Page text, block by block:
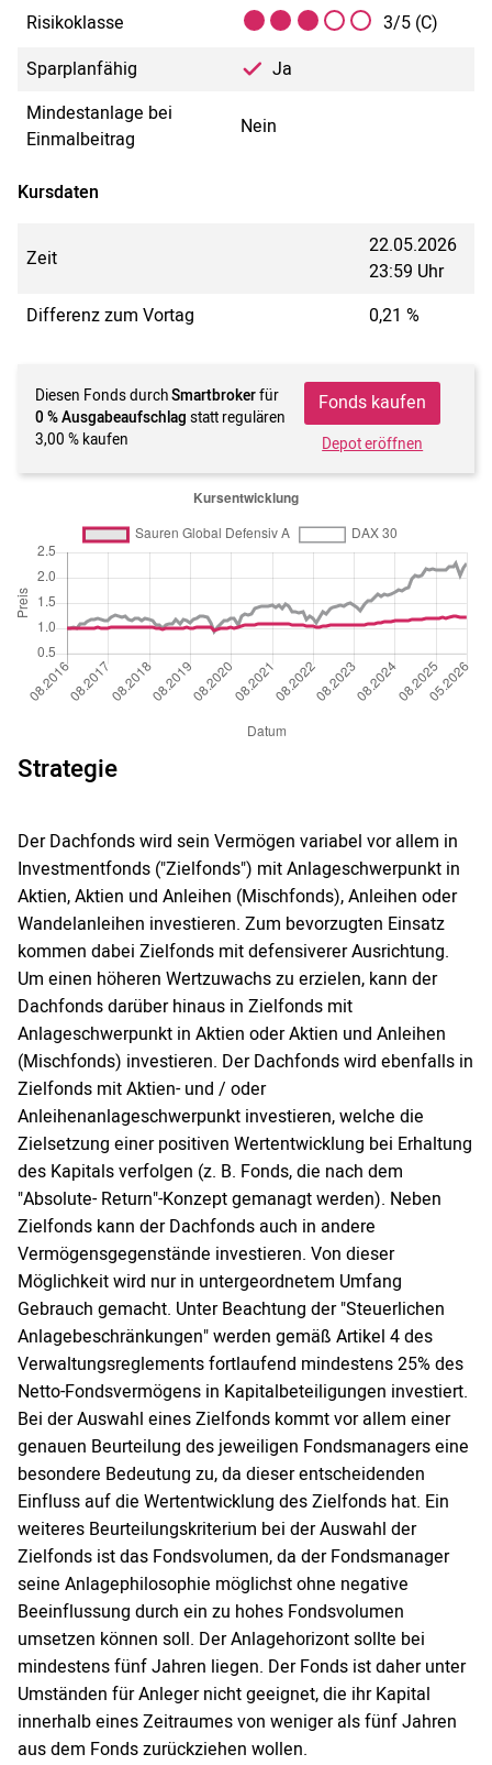
Risikoklasse
3/5 (C)
Sparplanfähig
Ja
Mindestanlage bei
Einmalbeitrag
Nein
Kursdaten
Zeit
22.05.2026
23:59 Uhr
Differenz zum Vortag
0,21 %
Diesen Fonds durchSmartbrokerfür
0 % Ausgabeaufschlag statt regulären
3,00 % kaufen
Fonds kaufen
Depot eröffnen
Strategie
Der Dachfonds wird sein Vermögen variabel vor allem in
Investmentfonds ("Zielfonds") mit Anlageschwerpunkt in
Aktien, Aktien und Anleihen (Mischfonds), Anleihen oder
Wandelanleihen investieren. Zum bevorzugten Einsatz
kommen dabei Zielfonds mit defensiverer Ausrichtung.
Um einen höheren Wertzuwachs zu erzielen, kann der
Dachfonds darüber hinaus in Zielfonds mit
Anlageschwerpunkt in Aktien oder Aktien und Anleihen
(Mischfonds) investieren. Der Dachfonds wird ebenfalls in
Zielfonds mit Aktien- und / oder
Anleihenanlageschwerpunkt investieren, welche die
Zielsetzung einer positiven Wertentwicklung bei Erhaltung
des Kapitals verfolgen (z. B. Fonds, die nach dem
"Absolute- Return"-Konzept gemanagt werden). Neben
Zielfonds kann der Dachfonds auch in andere
Vermögensgegenstände investieren. Von dieser
Möglichkeit wird nur in untergeordnetem Umfang
Gebrauch gemacht. Unter Beachtung der "Steuerlichen
Anlagebeschränkungen" werden gemäß Artikel 4 des
Verwaltungsreglements fortlaufend mindestens 25% des
Netto-Fondsvermögens in Kapitalbeteiligungen investiert.
Bei der Auswahl eines Zielfonds kommt vor allem einer
genauen Beurteilung des jeweiligen Fondsmanagers eine
besondere Bedeutung zu, da dieser entscheidenden
Einfluss auf die Wertentwicklung des Zielfonds hat. Ein
weiteres Beurteilungskriterium bei der Auswahl der
Zielfonds ist das Fondsvolumen, da der Fondsmanager
seine Anlagephilosophie möglichst ohne negative
Beeinflussung durch ein zu hohes Fondsvolumen
umsetzen können soll. Der Anlagehorizont sollte bei
mindestens fünf Jahren liegen. Der Fonds ist daher unter
Umständen für Anleger nicht geeignet, die ihr Kapital
innerhalb eines Zeitraumes von weniger als fünf Jahren
aus dem Fonds zurückziehen wollen.